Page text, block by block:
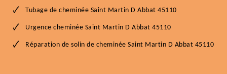
Tubage de cheminée Saint Martin D Abbat 45110
Urgence cheminée Saint Martin D Abbat 45110
Réparation de solin de cheminée Saint Martin D Abbat 45110